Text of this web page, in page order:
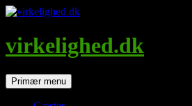
Hop
indhold
virkelighed.dk
SøgPrimær menu